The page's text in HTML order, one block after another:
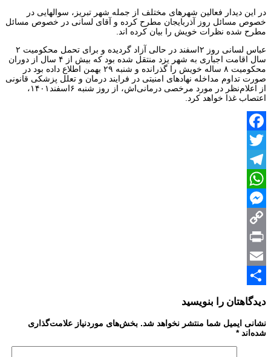
در این دیدار فعالین شهرهای مختلف از جمله شهر تبریز، سوالهایی در
خصوص مسائل روز آذربایجان مطرح کرده و آقای لسانی در خصوص مسائل
مطرح شده نظرات خویش را بیان کرده اند.
عباس لسانی روز ۲اسفند در حالی آزاد گردیده و برای تحمل محکومیت ۲
سال اقامت اجباری به شهر یزد منتقل شده بود که بیش از ۴ سال از دوران
محکومیت ۸ ساله خویش را گذرانده و شنبه ۲۹ بهمن اطلاع داده بود در
صورت تداوم مداخله نهادهای امنیتی در فرایند درمان و تعلل پزشکی قانونی
از اعلام‌نظر در مورد مرخصی درمانی‌اش، از روز شنبه ۶اسفند۱۴۰۱،
اعتصاب غذا خواهد کرد.
Facebook
Twitter
Telegram
WhatsApp
Messenger
Copy
Link
Print
Email
Share
دیدگاهتان را بنویسید
نشانی ایمیل شما منتشر نخواهد شد. بخش‌های موردنیاز علامت‌گذاری
شده‌اند*